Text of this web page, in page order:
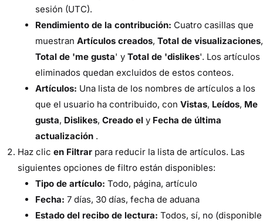
sesión (UTC).
Rendimiento de la contribución: Cuatro casillas que
muestran Artículos creados, Total de visualizaciones,
Total de 'me gusta' y Total de 'dislikes'. Los artículos
eliminados quedan excluidos de estos conteos.
Artículos: Una lista de los nombres de artículos a los
que el usuario ha contribuido, con Vistas, Leídos, Me
gusta, Dislikes, Creado el y Fecha de última
actualización .
Haz clic en Filtrar para reducir la lista de artículos. Las
siguientes opciones de filtro están disponibles:
Tipo de artículo: Todo, página, artículo
Fecha: 7 días, 30 días, fecha de aduana
Estado del recibo de lectura: Todos, sí, no (disponible